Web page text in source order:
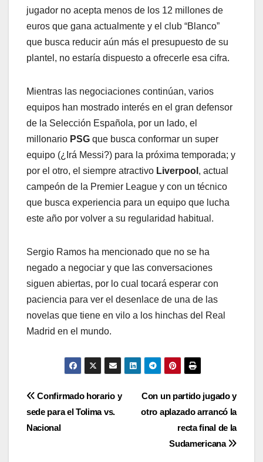
jugador no acepta menos de los 12 millones de
euros que gana actualmente y el club “Blanco”
que busca reducir aún más el presupuesto de su
plantel, no estaría dispuesto a ofrecerle esa cifra.
Mientras las negociaciones continúan, varios
equipos han mostrado interés en el gran defensor
de la Selección Española, por un lado, el
millonario PSG que busca conformar un super
equipo (¿Irá Messi?) para la próxima temporada; y
por el otro, el siempre atractivo Liverpool , actual
campeón de la Premier League y con un técnico
que busca experiencia para un equipo que lucha
este año por volver a su regularidad habitual.
Sergio Ramos ha mencionado que no se ha
negado a negociar y que las conversaciones
siguen abiertas, por lo cual tocará esperar con
paciencia para ver el desenlace de una de las
novelas que tiene en vilo a los hinchas del Real
Madrid en el mundo.
Con un partido jugado y
otro aplazado arrancó la
recta final de la
Sudamericana
Confirmado horario y
sede para el Tolima vs.
Nacional